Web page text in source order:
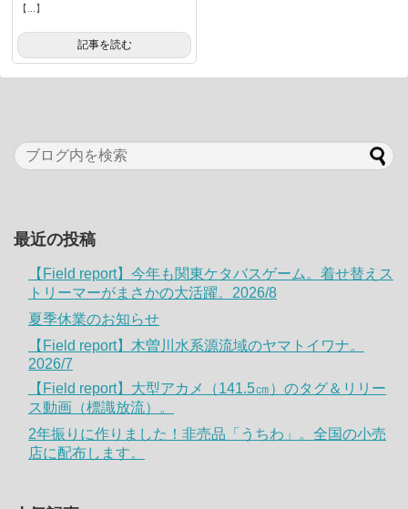
【...】
記事を読む
最近の投稿
【Field report】今年も関東ケタバスゲーム。着せ替えス
トリーマーがまさかの大活躍。2026/8
夏季休業のお知らせ
【Field report】木曽川水系源流域のヤマトイワナ。
2026/7
【Field report】大型アカメ（141.5㎝）のタグ＆リリー
ス動画（標識放流）。
2年振りに作りました！非売品「うちわ」。全国の小売
店に配布します。